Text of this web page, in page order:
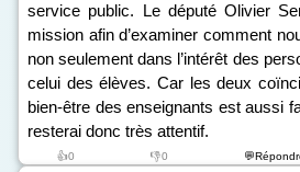
service public. Le député Olivier
mission afin d’examiner comment
non seulement dans l’intérêt des
celui des élèves. Car les deux
bien-être des enseignants est aussi
resterai donc très attentif.
👍0 👎0